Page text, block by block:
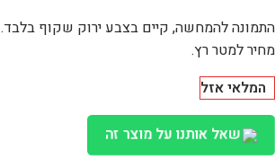
התמונה להמחשה, קיים בצבע ירוק שקוף בלבד.
מחיר למטר רץ.
המלאי אזל
שאל אותנו על מוצר זה